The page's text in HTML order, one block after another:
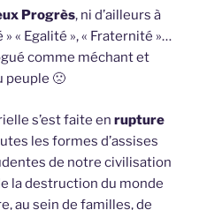
Progrès, ni d’ailleurs à
« Egalité », « Fraternité »…
comme méchant et
peuple 🙁
s’est faite en rupture
les formes d’assises
de notre civilisation
la destruction du monde
au sein de familles, de